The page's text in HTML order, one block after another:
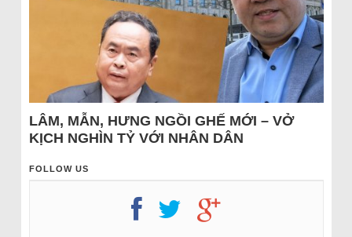
LÂM, MẪN, HƯNG NGỒI GHẾ MỚI – VỞ
KỊCH NGHÌN TỶ VỚI NHÂN DÂN
FOLLOW US